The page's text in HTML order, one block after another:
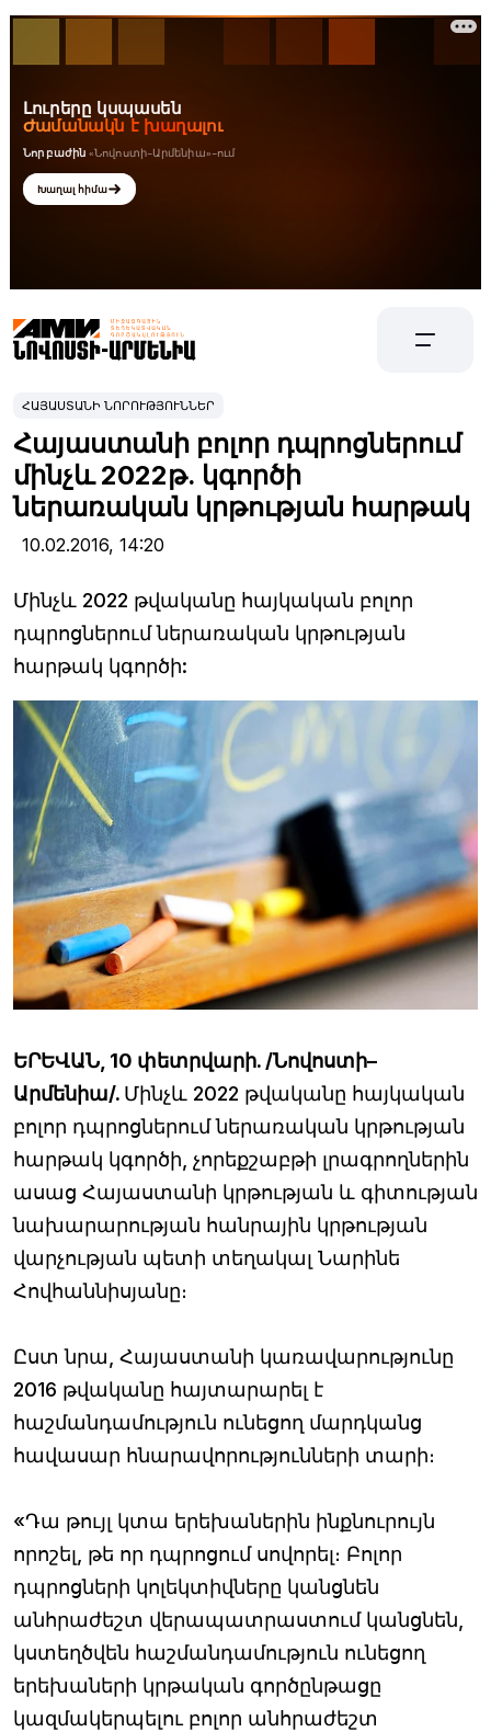
ՀԱՅԱՍՏԱՆԻ ՆՈՐՈՒԹՅՈՒՆՆԵՐ
Հայաստանի բոլոր դպրոցներում
մինչև 2022թ. կգործի
ներառական կրթության հարթակ
10.02.2016, 14:20
Մինչև 2022 թվականը հայկական բոլոր
դպրոցներում ներառական կրթության
հարթակ կգործի:
ԵՐԵՎԱՆ, 10 փետրվարի. /Նովոստի–
Արմենիա/. Մինչև 2022 թվականը հայկական
բոլոր դպրոցներում ներառական կրթության
հարթակ կգործի, չորեքշաբթի լրագրողներին
ասաց Հայաստանի կրթության և գիտության
նախարարության հանրային կրթության
վարչության պետի տեղակալ Նարինե
Հովհաննիսյանը։
Ըստ նրա, Հայաստանի կառավարությունը
2016 թվականը հայտարարել է
հաշմանդամություն ունեցող մարդկանց
հավասար հնարավորությունների տարի։
«Դա թույլ կտա երեխաներին ինքնուրույն
որոշել, թե որ դպրոցում սովորել։ Բոլոր
դպրոցների կոլեկտիվները կանցնեն
անհրաժեշտ վերապատրաստում կանցնեն,
կստեղծվեն հաշմանդամություն ունեցող
երեխաների կրթական գործընթացը
կազմակերպելու բոլոր անհրաժեշտ